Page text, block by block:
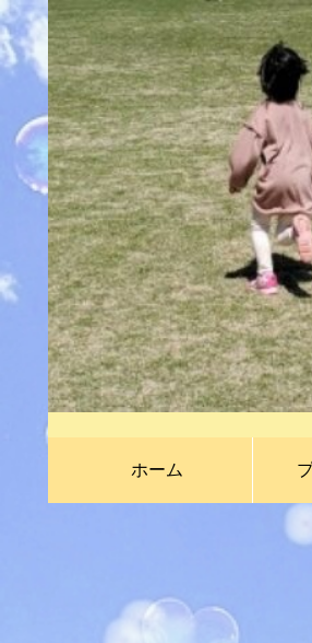
ホーム